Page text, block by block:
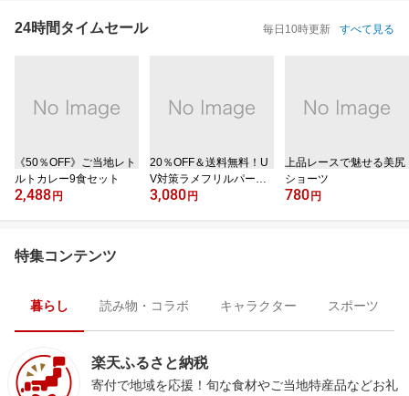
24時間タイムセール 毎日10時更新 すべて見る
《50％OFF》ご当地レト
ルトカレー9食セット
2,488 円
20％OFF＆送料無料！U
V対策ラメフリルパーカ
ー
3,080 円
上品レースで魅せる美尻
ショーツ
780 円
特集コンテンツ
暮らし 読み物・コラボ キャラクター スポーツ
楽天ふるさと納税
寄付で地域を応援！旬な食材やご当地特産品などお礼